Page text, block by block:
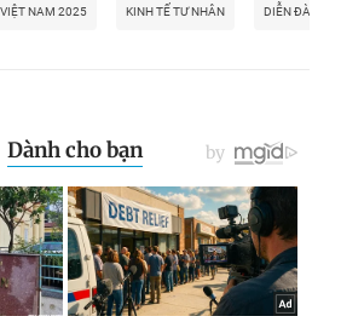
NAM 2025 KINH TẾ TƯ NHÂN DIỄN ĐÀN